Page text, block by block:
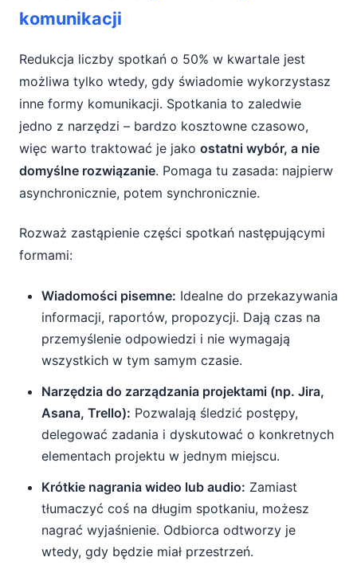
komunikacji
Redukcja liczby spotkań o 50% w kwartale jest
możliwa tylko wtedy, gdy świadomie wykorzystasz
inne formy komunikacji. Spotkania to zaledwie
jedno z narzędzi – bardzo kosztowne czasowo,
więc warto traktować je jako ostatni wybór, a nie
domyślne rozwiązanie. Pomaga tu zasada: najpierw
asynchronicznie, potem synchronicznie.
Rozważ zastąpienie części spotkań następującymi
formami:
Wiadomości pisemne: Idealne do przekazywania
informacji, raportów, propozycji. Dają czas na
przemyślenie odpowiedzi i nie wymagają
wszystkich w tym samym czasie.
Narzędzia do zarządzania projektami (np. Jira,
Asana, Trello): Pozwalają śledzić postępy,
delegować zadania i dyskutować o konkretnych
elementach projektu w jednym miejscu.
Krótkie nagrania wideo lub audio: Zamiast
tłumaczyć coś na długim spotkaniu, możesz
nagrać wyjaśnienie. Odbiorca odtworzy je
wtedy, gdy będzie miał przestrzeń.